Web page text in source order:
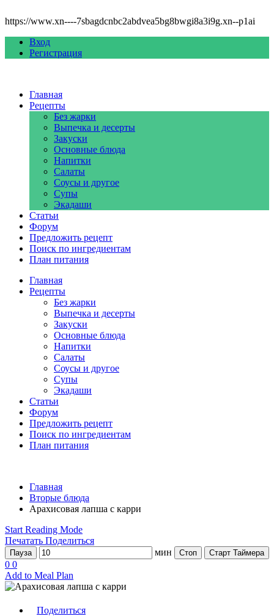
https://www.xn----7sbagdcnbc2abdvea5bg8bwgi8a3i9g.xn--p1ai
Вход
Регистрация
Главная
Рецепты
Без жарки
Выпечка и десерты
Закуски
Основные блюда
Напитки
Салаты
Соусы и другое
Супы
Экадаши
Статьи
Форум
Предложить рецепт
Поиск по ингредиентам
План питания
Главная
Рецепты
Без жарки
Выпечка и десерты
Закуски
Основные блюда
Напитки
Салаты
Соусы и другое
Супы
Экадаши
Статьи
Форум
Предложить рецепт
Поиск по ингредиентам
План питания
Главная
Вторые блюда
Арахисовая лапша с карри
Start Reading Mode
Печатать Поделиться
Пауза мин Стоп Старт Таймера
0 0
Add to Meal Plan
Поделиться